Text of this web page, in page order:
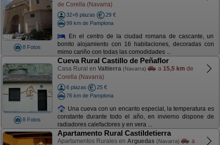
8 Fotos
de Corella (Navarra)
32+8 plazas
29 €
99 km de Pamplona
En el centro de la ciudad romana de cascante, un
bonito alojamiento con 16 habitaciones, decoradas con
mimo cariño con todas las comodidades ...
8 Fotos
Cueva Rural Castillo de Peñaflor
Casa Rural en Valtierra (Navarra) a 15,5 km de
Corella (Navarra)
6 plazas
25 €
76 km de Pamplona
Una cueva con un encanto especial, la temperatura es
constante durante todo el año, en invierno dispone de
radiadores calefactores y en vera ...
Apartamento Rural Castildetierra
Apartamentos Rurales en Arguedas (Navarra)
a